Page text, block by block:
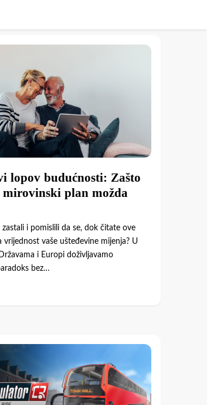
lopov budućnosti: Zašto
plan možda
zastali i pomislili da se, dok čitate ove
vrijednost vaše ušteđevine mijenja? U
i Europi doživljavamo
bez…